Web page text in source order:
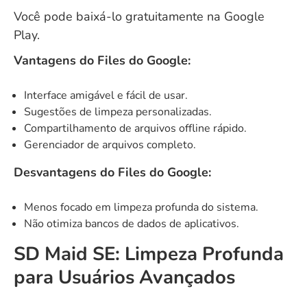
Você pode baixá-lo gratuitamente na Google
Play.
Vantagens do Files do Google:
Interface amigável e fácil de usar.
Sugestões de limpeza personalizadas.
Compartilhamento de arquivos offline rápido.
Gerenciador de arquivos completo.
Desvantagens do Files do Google:
Menos focado em limpeza profunda do sistema.
Não otimiza bancos de dados de aplicativos.
SD Maid SE: Limpeza Profunda
para Usuários Avançados